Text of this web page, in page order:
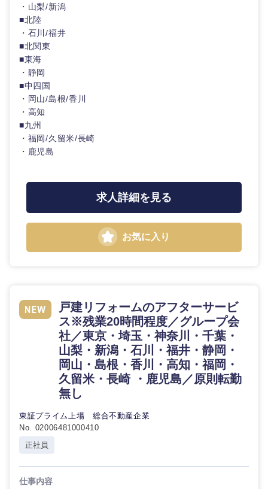
サービス
クリエイ
ティブ
コンサル
タント
専門職
作、ゲー
ム
技
づ
く
金融専門
メディカ
ル
不動産専
建設・施
クリエイティブ
コンサルタント
専門職
技術職（IT）、Webサービス・制作、ゲーム
技術職（モノづくり）
金融専門職
その他
倉庫・運輸・物流
WEBサービス
コンサル・シンクタンク
マスメディア
エンターテイメント
法律・特許事務所・監査法人
人材・アウトソーシング
茨城県
転勤なし
フルリモート
・山梨/新潟
■北陸
・石川/福井
■北関東
■東海
・静岡
■中四国
・岡山/島根/香川
・高知
■九州
・福岡/久留米/長崎
・鹿児島
求人詳細を見る
お気に入り
戸建リフォームのアフターサービ
ス※残業20時間程度／グループ会
社／東京・埼玉・神奈川・千葉・
山梨・新潟・石川・福井・静岡・
岡山・島根・香川・高知・福岡・
久留米・長崎 ・鹿児島／原則転勤
無し
東証プライム上場 総合不動産企業
No. 02006481000410
正社員
仕事内容